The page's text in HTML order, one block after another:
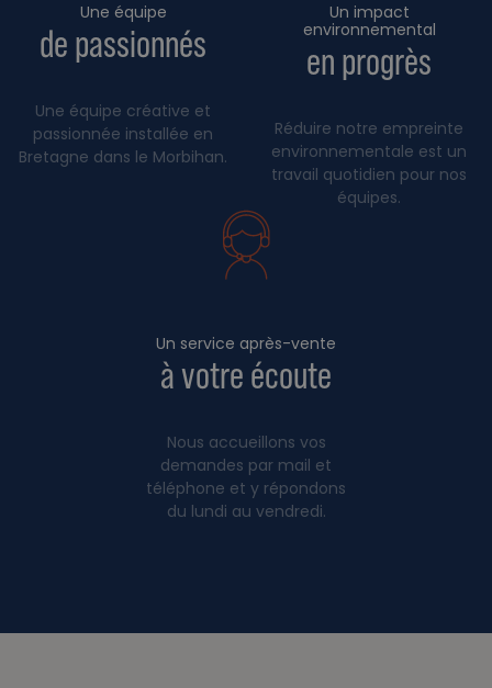
Une équipe
de passionnés
Une équipe créative et
passionnée installée en
Bretagne dans le Morbihan.
Un impact
environnemental
en progrès
Réduire notre empreinte
environnementale est un
travail quotidien pour nos
équipes.
Un service après-vente
à votre écoute
Nous accueillons vos
demandes par mail et
téléphone et y répondons
du lundi au vendredi.